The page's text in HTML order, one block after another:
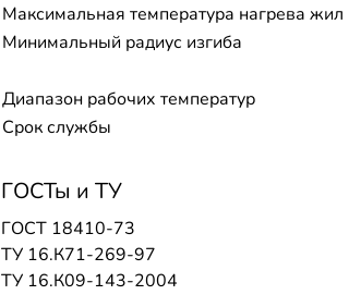
Максимальная температура нагрева жил
Минимальный радиус изгиба
Диапазон рабочих температур
Срок службы
ГОСТы и ТУ
ГОСТ 18410-73
ТУ 16.К71-269-97
ТУ 16.К09-143-2004